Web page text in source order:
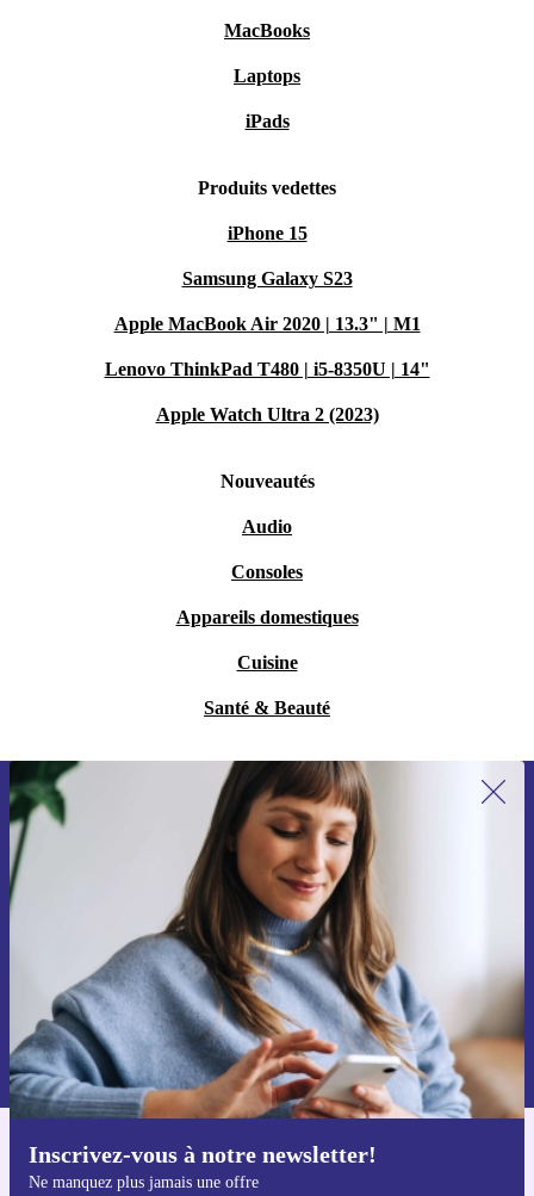
MacBooks
Laptops
iPads
Produits vedettes
iPhone 15
Samsung Galaxy S23
Apple MacBook Air 2020 | 13.3" | M1
Lenovo ThinkPad T480 | i5-8350U | 14"
Apple Watch Ultra 2 (2023)
Nouveautés
Audio
Consoles
Appareils domestiques
Cuisine
Santé & Beauté
Inscrivez-vous à notre newsletter!
Ne manquez plus jamais une offre
Recevoir offres et infos de refurbed
par mail
Ne manquez plus aucune offre.
S'inscrire
Retrouvez les informations sur l'utilisation des données personnelles
dans notre
politique de confidentialité.
Téléchargez l'application refurbed
Pour iOS et Android